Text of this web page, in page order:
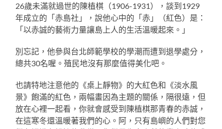
26歲未滿就過世的陳植棋（1906-1931），談到1929
年成立的「赤島社」，說他心中的「赤」（紅色）是：
「以赤誠的藝術力量讓島上人的生活溫暖起來。」
別忘記，他參與台北師範學校的學潮而遭到退學處分，
總共30名喔。殖民地沒有那麼值得美化吧。
也請特地注意他的《桌上靜物》的大紅色和《淡水風
景》飽滿的紅色，兩幅畫因為主題的關係，隔很遠，但
放在心裡一起看，你就會感受到陳植棋那青春的赤誠，
在這寒冬還溫暖著我們的心。阿，只有島嶼的人們對您